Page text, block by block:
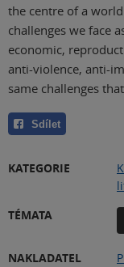
the centre of a
challenges we face
economic,
anti-violence, anti-
same challenges
Sdílet
KATEGORIE
TÉMATA
NAKLADATEL